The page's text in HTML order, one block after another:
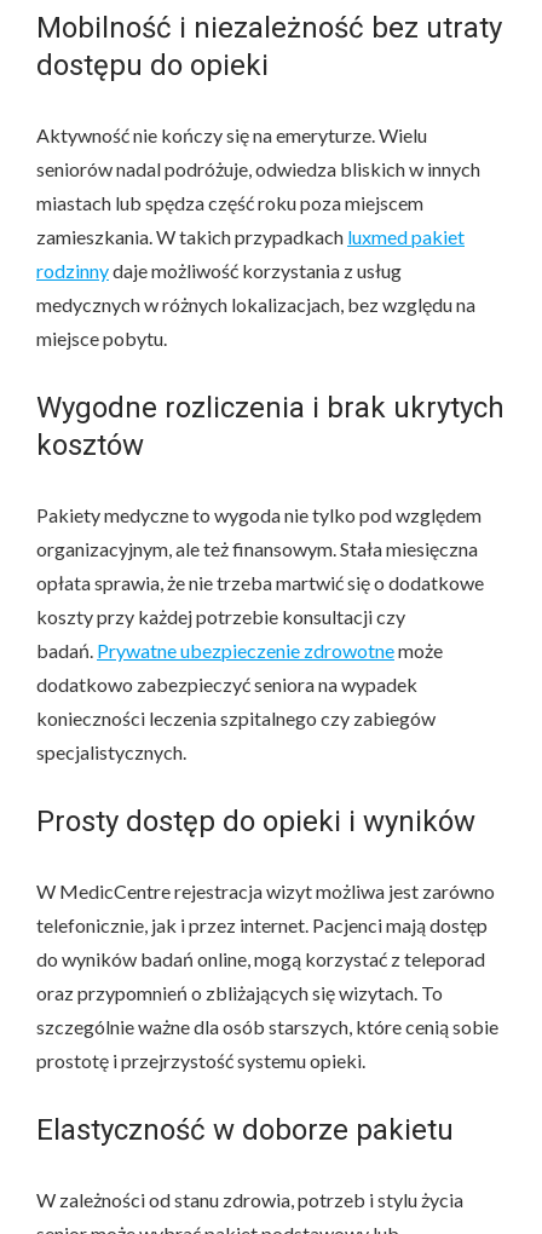
Mobilność i niezależność bez utraty
dostępu do opieki
Aktywność nie kończy się na emeryturze. Wielu
seniorów nadal podróżuje, odwiedza bliskich w innych
miastach lub spędza część roku poza miejscem
zamieszkania. W takich przypadkach luxmed pakiet
rodzinnydaje możliwość korzystania z usług
medycznych w różnych lokalizacjach, bez względu na
miejsce pobytu.
Wygodne rozliczenia i brak ukrytych
kosztów
Pakiety medyczne to wygoda nie tylko pod względem
organizacyjnym, ale też finansowym. Stała miesięczna
opłata sprawia, że nie trzeba martwić się o dodatkowe
koszty przy każdej potrzebie konsultacji czy
badań. Prywatne ubezpieczenie zdrowotnemoże
dodatkowo zabezpieczyć seniora na wypadek
konieczności leczenia szpitalnego czy zabiegów
specjalistycznych.
Prosty dostęp do opieki i wyników
W MedicCentre rejestracja wizyt możliwa jest zarówno
telefonicznie, jak i przez internet. Pacjenci mają dostęp
do wyników badań online, mogą korzystać z teleporad
oraz przypomnień o zbliżających się wizytach. To
szczególnie ważne dla osób starszych, które cenią sobie
prostotę i przejrzystość systemu opieki.
Elastyczność w doborze pakietu
W zależności od stanu zdrowia, potrzeb i stylu życia